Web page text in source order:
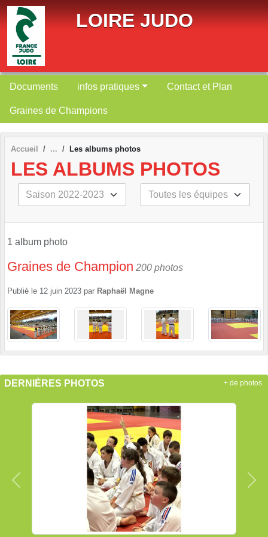
LOIRE JUDO
Documents infos pratiques Contact et Plan
Graines de Champions
Accueil Les albums photos
LES ALBUMS PHOTOS
1 album photo
Graines de Champion 200 photos
Publié le 12 juin 2023 par Raphaël Magne
DERNIÈRES PHOTOS
Précedent
+ de photos
Panneau de gestion des cookies